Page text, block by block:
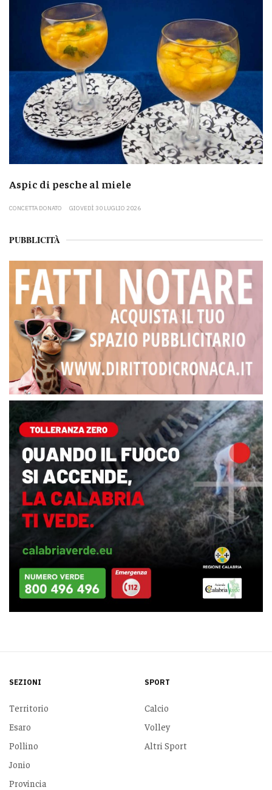
Aspic di pesche al miele
CONCETTA DONATO GIOVEDÌ 30 LUGLIO 2026
PUBBLICITÀ
SEZIONI
Territorio
Esaro
Pollino
Jonio
Provincia
SPORT
Calcio
Volley
Altri Sport